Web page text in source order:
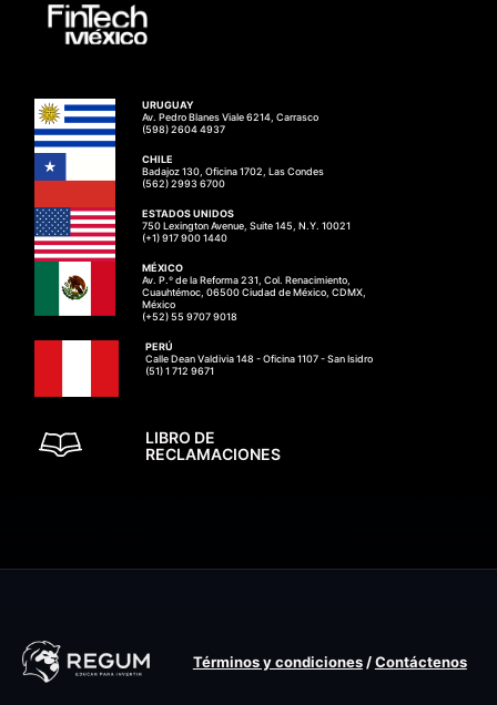
URUGUAY
Av. Pedro Blanes Viale 6214, Carrasco
(598) 2604 4937
CHILE
Badajoz 130, Oficina 1702, Las Condes
(562) 2993 6700
ESTADOS UNIDOS
750 Lexington Avenue, Suite 145, N.Y. 10021
(+1) 917 900 1440
MÉXICO
Av. P.º de la Reforma 231, Col. Renacimiento,
Cuauhtémoc, 06500 Ciudad de México, CDMX,
México
(+52) 55 9707 9018
PERÚ
Calle Dean Valdivia 148 - Oficina 1107 - San Isidro
(51) 1 712 9671
LIBRO DE
RECLAMACIONES
Términos y condiciones/Contáctenos